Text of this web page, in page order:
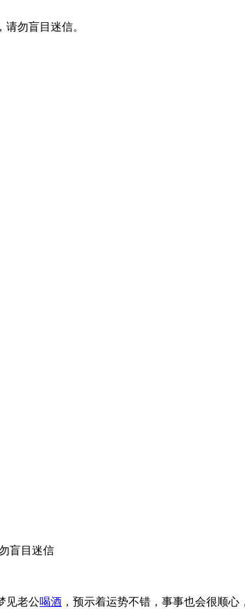
勿盲目迷信。
盲目迷信
见老公喝酒 ，预示着运势不错，事事也会很顺